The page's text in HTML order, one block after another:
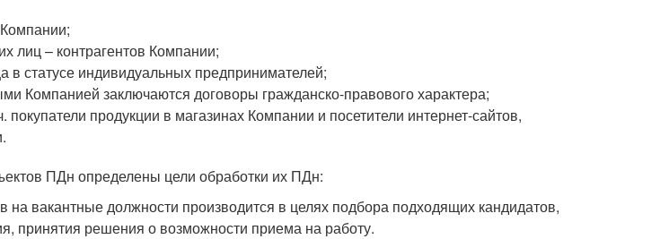
лиц – контрагентов Компании;
в статусе индивидуальных предпринимателей;
Компанией заключаются договоры гражданско-правового характера;
покупатели продукции в магазинах Компании и посетители интернет-сайтов,
ПДн определены цели обработки их ПДн:
на вакантные должности производится в целях подбора подходящих кандидатов,
принятия решения о возможности приема на работу.